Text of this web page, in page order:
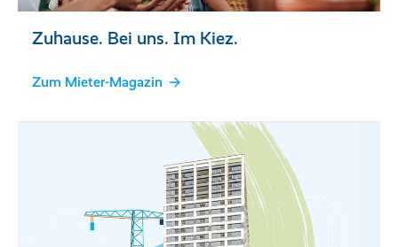
Zuhause. Bei uns. Im Kiez.
Zum Mieter-Magazin